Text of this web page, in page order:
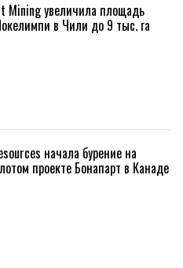
Mining увеличила площадь
в Чили до 9 тыс. га
начала бурение на
проекте Бонапарт в Канаде